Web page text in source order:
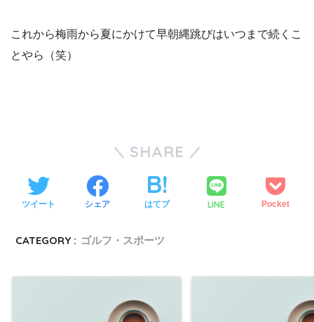
これから梅雨から夏にかけて早朝縄跳びはいつまで続くこ
とやら（笑）
SHARE
ツイート シェア はてブ LINE Pocket
CATEGORY : ゴルフ・スポーツ